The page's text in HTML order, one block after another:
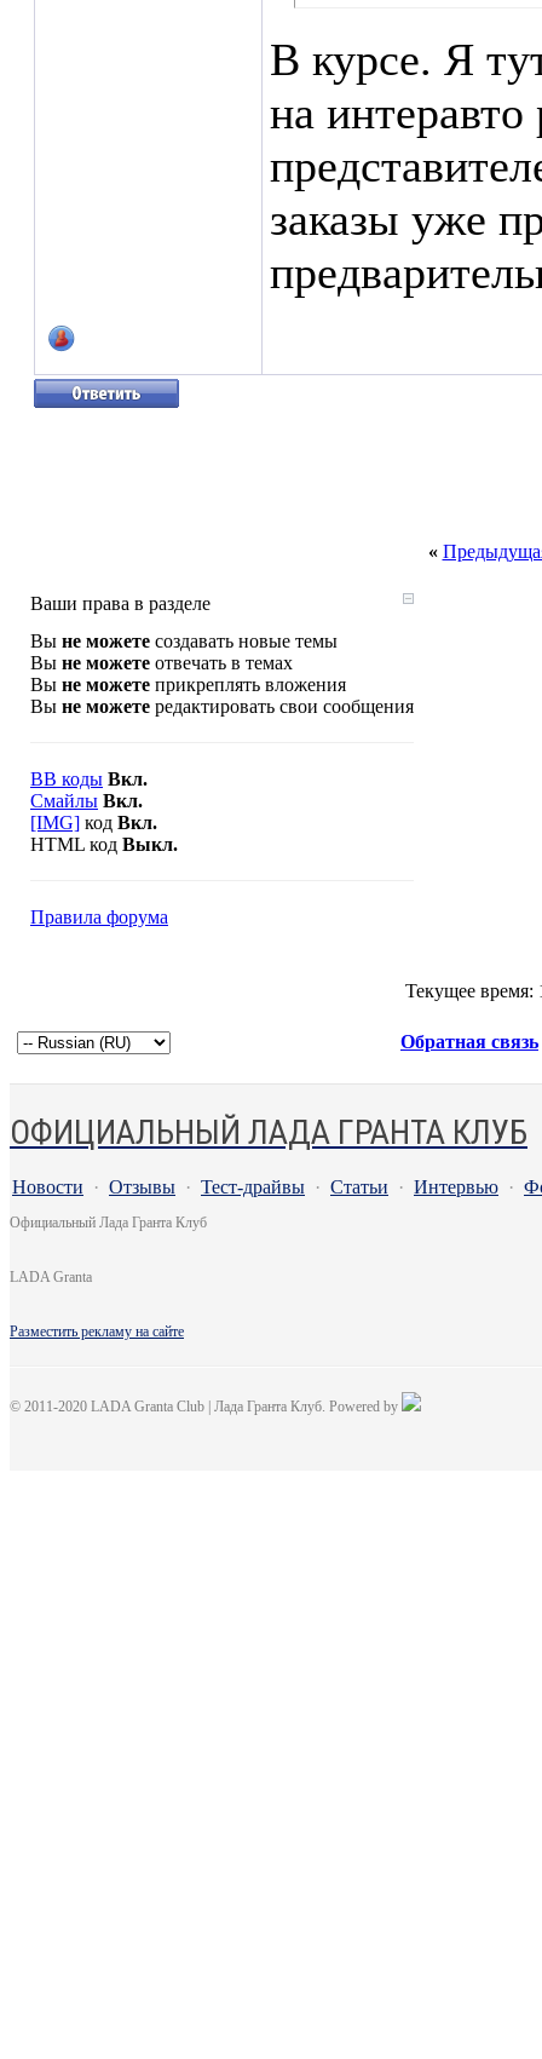
В курсе. Я
на интеравто
заказы уже
«
Ваши права в разделе
Вы не можете создавать новые темы
Вы не можете отвечать в темах
Вы не можете прикреплять вложения
Вы не можете редактировать свои сообщения
BB коды Вкл.
Смайлы Вкл.
[IMG] код Вкл.
HTML код Выкл.
Правила форума
Текущее время:
Обратная связь
ОФИЦИАЛЬНЫЙ ЛАДА ГРАНТА КЛУБ
Новости · Отзывы · Тест-драйвы · Статьи · Интервью ·
Официальный Лада Гранта Клуб
LADA Granta
Разместить рекламу на сайте
© 2011-2020 LADA Granta Club | Лада Гранта Клуб. Powered by